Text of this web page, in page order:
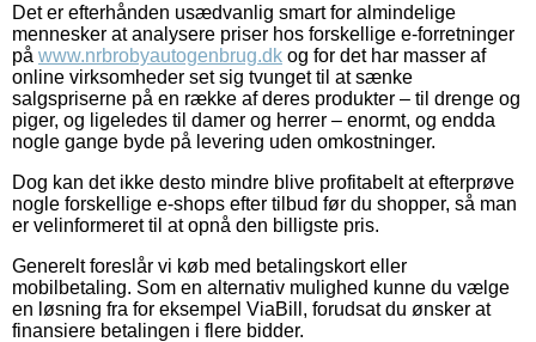
Det er efterhånden usædvanlig smart for almindelige
mennesker at analysere priser hos forskellige e-forretninger
på www.nrbrobyautogenbrug.dk og for det har masser af
online virksomheder set sig tvunget til at sænke
salgspriserne på en række af deres produkter – til drenge og
piger, og ligeledes til damer og herrer – enormt, og endda
nogle gange byde på levering uden omkostninger.
Dog kan det ikke desto mindre blive profitabelt at efterprøve
nogle forskellige e-shops efter tilbud før du shopper, så man
er velinformeret til at opnå den billigste pris.
Generelt foreslår vi køb med betalingskort eller
mobilbetaling. Som en alternativ mulighed kunne du vælge
en løsning fra for eksempel ViaBill, forudsat du ønsker at
finansiere betalingen i flere bidder.